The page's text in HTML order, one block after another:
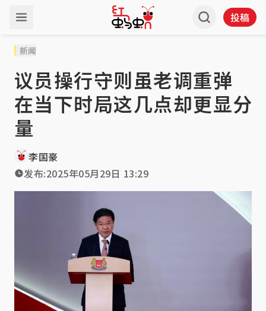
投稿
新闻
议员操行守则虽老调重弹
在当下时局这几点却更显分
量
李国豪
发布:2025年05月29日 13:29